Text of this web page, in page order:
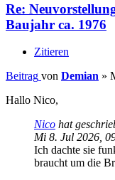
Re:
Baujahr ca. 1976
Zitieren
Beitrag von Demian »
Hallo Nico,
Nico hat
Mi 8. Jul 2026,
Ich dachte sie
braucht um die